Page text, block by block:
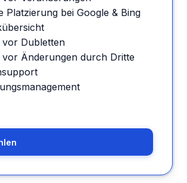
Platzierung bei Google & Bing
vor Dubletten
vor Änderungen durch Dritte